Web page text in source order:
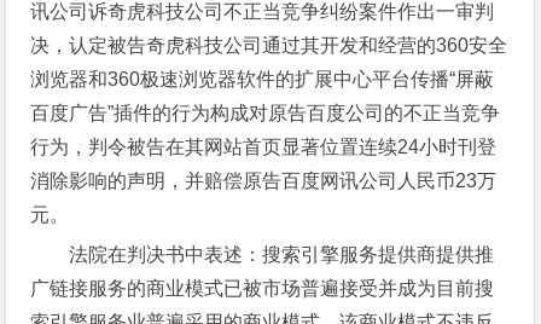
讯公司诉奇虎科技公司不正当竞争纠纷案件作出一审判
决，认定被告奇虎科技公司通过其开发和经营的360安全
浏览器和360极速浏览器软件的扩展中心平台传播“屏蔽
百度广告”插件的行为构成对原告百度公司的不正当竞争
行为，判令被告在其网站首页显著位置连续24小时刊登
消除影响的声明，并赔偿原告百度网讯公司人民币23万
元。
法院在判决书中表述：搜索引擎服务提供商提供推
广链接服务的商业模式已被市场普遍接受并成为目前搜